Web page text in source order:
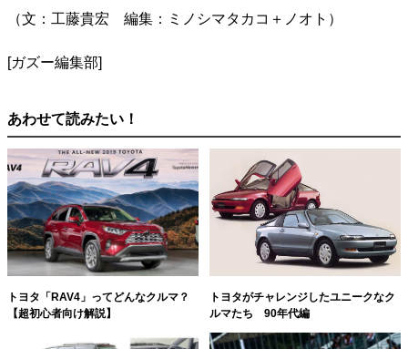
（文：工藤貴宏 編集：ミノシマタカコ＋ノオト）
[ガズー編集部]
あわせて読みたい！
トヨタ「RAV4」ってどんなクルマ？
【超初心者向け解説】
トヨタがチャレンジしたユニークなク
ルマたち 90年代編